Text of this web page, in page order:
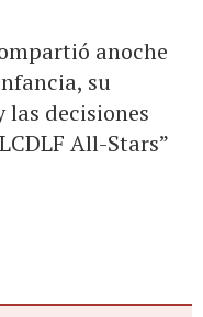
anoche
su
decisiones
All-Stars”